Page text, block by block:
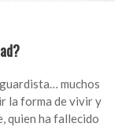
muchos
la forma de vivir y
quien ha fallecido